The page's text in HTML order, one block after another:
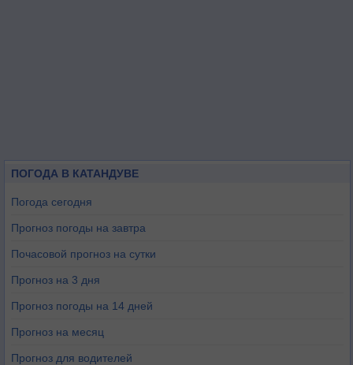
ПОГОДА В КАТАНДУВЕ
Погода сегодня
Прогноз погоды на завтра
Почасовой прогноз на сутки
Прогноз на 3 дня
Прогноз погоды на 14 дней
Прогноз на месяц
Прогноз для водителей